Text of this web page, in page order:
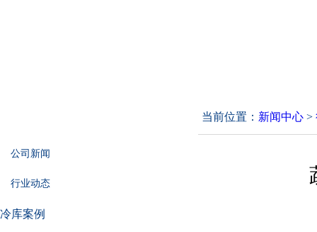
公司新闻
行业动态
冷库案例
当前位置： 新闻中心 >